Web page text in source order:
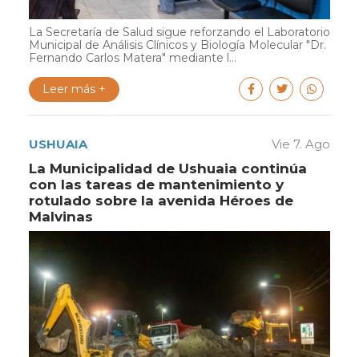
La Secretaría de Salud sigue reforzando el Laboratorio
Municipal de Análisis Clínicos y Biología Molecular "Dr.
Fernando Carlos Matera" mediante l...
Leer más +
USHUAIA Vie 7. Ago
La Municipalidad de Ushuaia continúa
con las tareas de mantenimiento y
rotulado sobre la avenida Héroes de
Malvinas